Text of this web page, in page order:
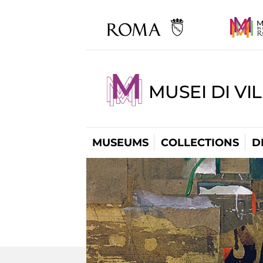
MUSEI DI
MUSEUMS COLLECTIONS